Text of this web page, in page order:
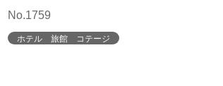
No.1759
ホテル 旅館 コテージ